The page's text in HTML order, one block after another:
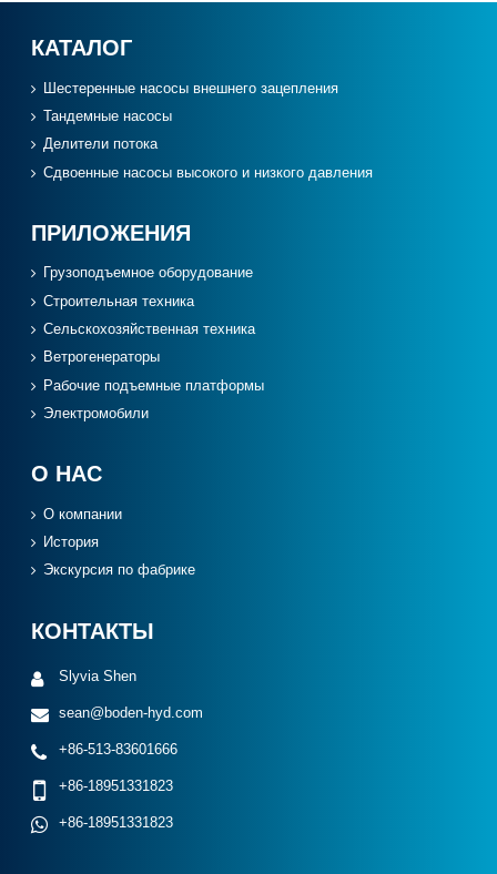
КАТАЛОГ
Шестеренные насосы внешнего зацепления
Тандемные насосы
Делители потока
Сдвоенные насосы высокого и низкого давления
ПРИЛОЖЕНИЯ
Грузоподъемное оборудование
Cтроительная техника
Сельскохозяйственная техника
Ветрогенераторы
Рабочие подъемные платформы
Электромобили
О НАС
О компании
История
Экскурсия по фабрике
КОНТАКТЫ
Slyvia Shen
sean@boden-hyd.com
+86-513-83601666
+86-18951331823
+86-18951331823